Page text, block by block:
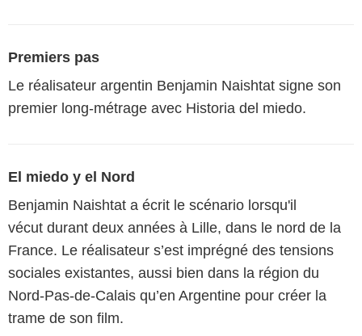
Premiers pas
Le réalisateur argentin Benjamin Naishtat signe son
premier long-métrage avec Historia del miedo.
El miedo y el Nord
Benjamin Naishtat a écrit le scénario lorsqu'il
vécut durant deux années à Lille, dans le nord de la
France. Le réalisateur s’est imprégné des tensions
sociales existantes, aussi bien dans la région du
Nord-Pas-de-Calais qu’en Argentine pour créer la
trame de son film.